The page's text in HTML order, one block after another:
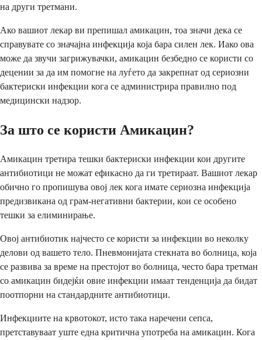
на други третмани.
Ако вашиот лекар ви препишал амикацин, тоа значи дека се
справувате со значајна инфекција која бара силен лек. Иако ова
може да звучи загрижувачки, амикацин безбедно се користи со
децении за да им помогне на луѓето да закрепнат од сериозни
бактериски инфекции кога се администрира правилно под
медицински надзор.
За што се користи Амикацин?
Амикацин третира тешки бактериски инфекции кои другите
антибиотици не можат ефикасно да ги третираат. Вашиот лекар
обично го пропишува овој лек кога имате сериозна инфекција
предизвикана од грам-негативни бактерии, кои се особено
тешки за елиминирање.
Овој антибиотик најчесто се користи за инфекции во неколку
делови од вашето тело. Пневмонијата стекната во болница, која
се развива за време на престојот во болница, често бара третман
со амикацин бидејќи овие инфекции имаат тенденција да бидат
поотпорни на стандардните антибиотици.
Инфекциите на крвотокот, исто така наречени сепса,
претставуваат уште една критична употреба на амикацин. Кога